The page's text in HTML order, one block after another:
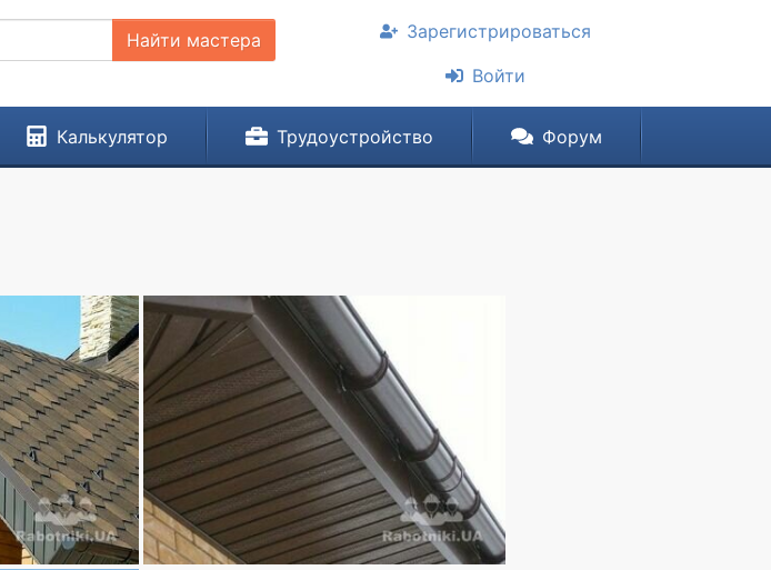
Найти мастера
Зарегистрироваться
Войти
Калькулятор Трудоустройство Форум